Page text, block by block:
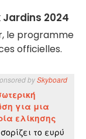
2024
le programme
officielles.